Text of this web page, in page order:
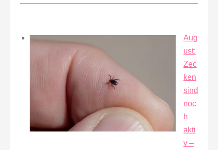
Aug
ust:
Zec
ken
sind
noc
h
akti
v –